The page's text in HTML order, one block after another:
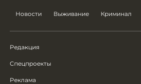
Новости Выживание Криминал
Редакция
Спецпроекты
Реклама